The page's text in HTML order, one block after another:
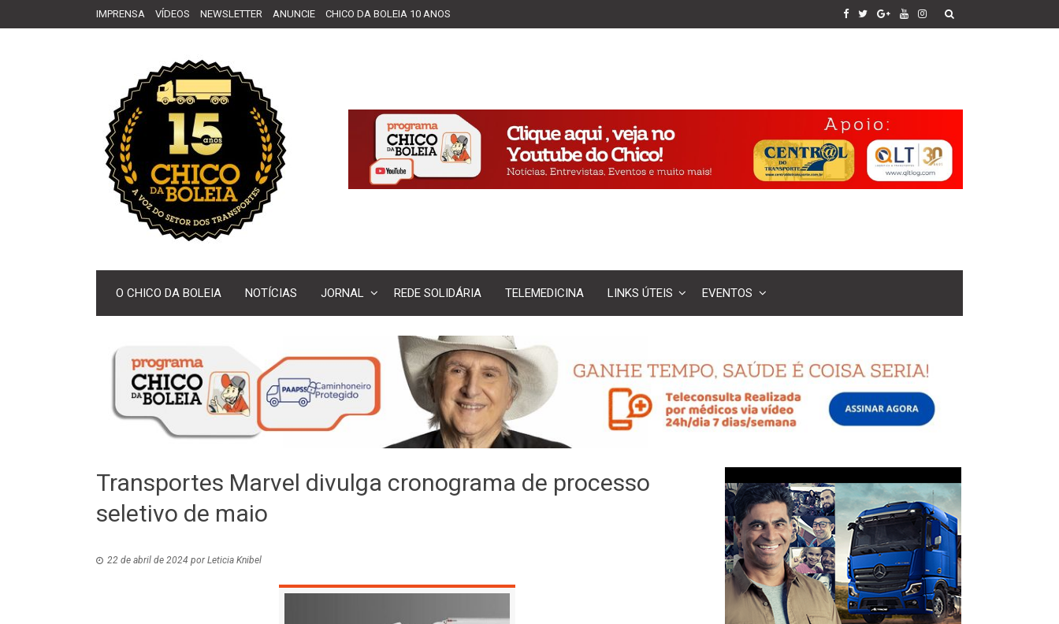
IMPRENSA VÍDEOS NEWSLETTER ANUNCIE CHICO DA BOLEIA 10 ANOS
O CHICO DA BOLEIA NOTÍCIAS JORNAL REDE SOLIDÁRIA TELEMEDICINA LINKS ÚTEIS EVENTOS
Transportes Marvel divulga cronograma de processo
seletivo de maio
22 de abril de 2024 porLeticia Knibel